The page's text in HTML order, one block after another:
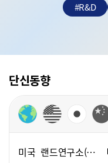
HRST
Policy
Platform
#R&D
단신동향
미국 랜드연구소(RAND)